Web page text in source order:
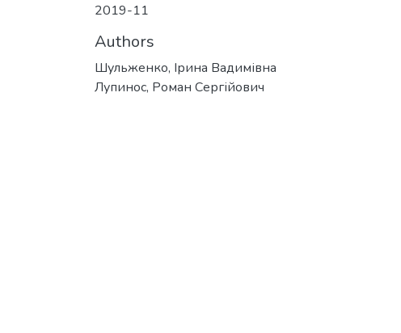
2019-11
Authors
Шульженко, Ірина Вадимівна
Лупинос, Роман Сергійович